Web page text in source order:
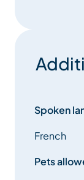
Spoken
French
Pets